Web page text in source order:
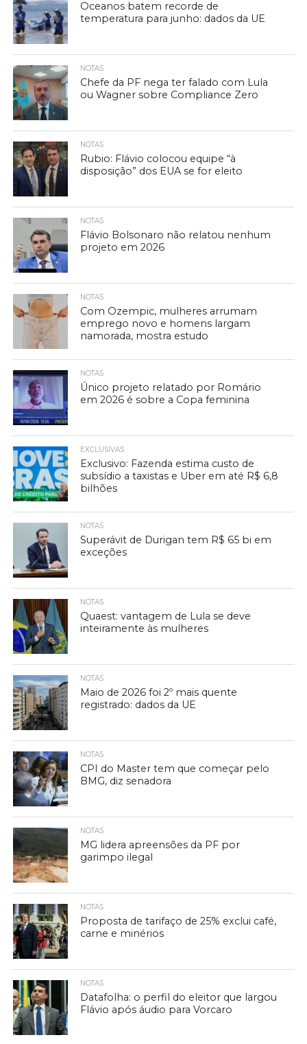
Oceanos batem recorde de
temperatura para junho: dados da UE
NOTAS
Chefe da PF nega ter falado com Lula
ou Wagner sobre Compliance Zero
NOTAS
Rubio: Flávio colocou equipe “à
disposição” dos EUA se for eleito
NOTAS
Flávio Bolsonaro não relatou nenhum
projeto em 2026
NOTAS
Com Ozempic, mulheres arrumam
emprego novo e homens largam
namorada, mostra estudo
NOTAS
Único projeto relatado por Romário
em 2026 é sobre a Copa feminina
EXCLUSIVAS
Exclusivo: Fazenda estima custo de
subsídio a taxistas e Uber em até R$ 6,8
bilhões
NOTAS
Superávit de Durigan tem R$ 65 bi em
exceções
NOTAS
Quaest: vantagem de Lula se deve
inteiramente às mulheres
NOTAS
Maio de 2026 foi 2º mais quente
registrado: dados da UE
NOTAS
CPI do Master tem que começar pelo
BMG, diz senadora
NOTAS
MG lidera apreensões da PF por
garimpo ilegal
NOTAS
Proposta de tarifaço de 25% exclui café,
carne e minérios
NOTAS
Datafolha: o perfil do eleitor que largou
Flávio após áudio para Vorcaro